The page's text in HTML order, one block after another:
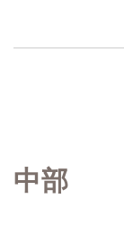
中部